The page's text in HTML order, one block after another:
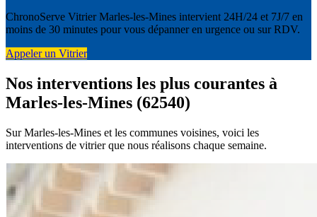
ChronoServe Vitrier Marles-les-Mines intervient 24H/24 et 7J/7 en
moins de 30 minutes pour vous dépanner en urgence ou sur RDV.
Appeler un Vitrier
Nos interventions les plus courantes à
Marles-les-Mines (62540)
Sur Marles-les-Mines et les communes voisines, voici les
interventions de vitrier que nous réalisons chaque semaine.